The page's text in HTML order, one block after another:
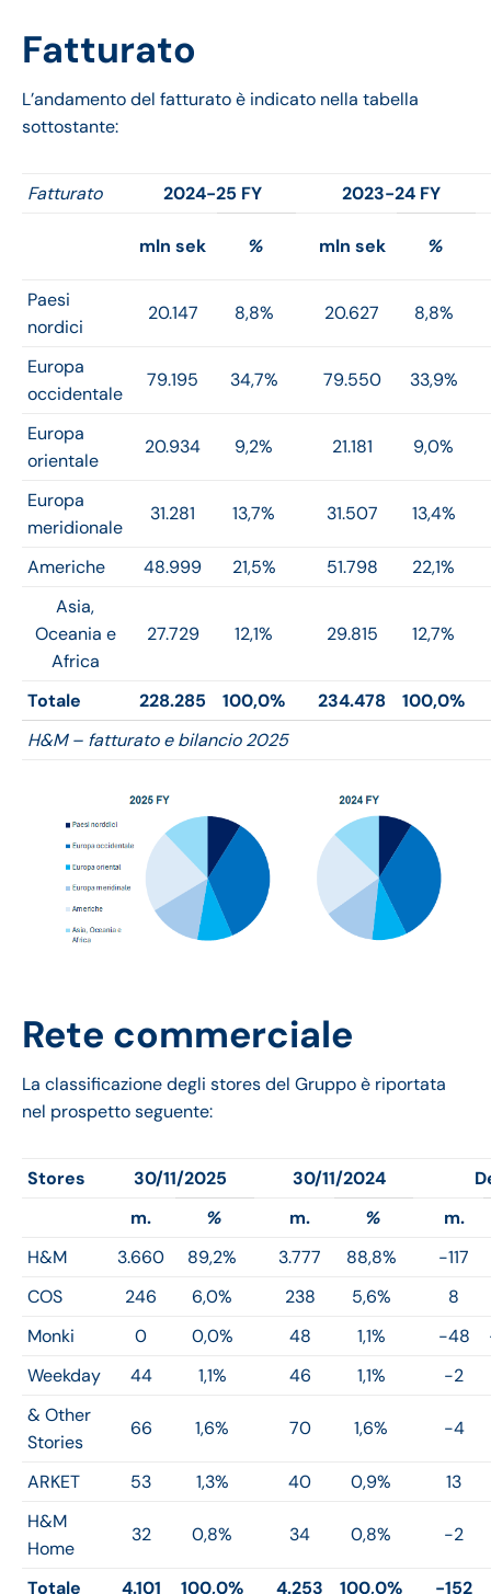
Fatturato
L’andamento del fatturato è indicato nella tabella
sottostante:
Fatturato 2024-25 FY 2023-24 FY
mln sek % mln sek %
Paesi
nordici
20.147 8,8% 20.627 8,8%
Europa
occidentale
79.195 34,7% 79.550 33,9%
Europa
orientale
20.934 9,2% 21.181 9,0%
Europa
meridionale
31.281 13,7% 31.507 13,4%
Americhe 48.999 21,5% 51.798
22,1%
Asia,
Oceania e
Africa
27.729 12,1% 29.815 12,7%
Totale 228.285 100,0% 234.478
100,0%
H&M – fatturato e bilancio 2025
Rete commerciale
La classificazione degli stores del Gruppo è riportata
nel prospetto seguente:
Stores 30/11/2025 30/11/2024
m.
% m. %
m.
H&M
3.660 89,2% 3.777 88,8%
-117
COS
246 6,0% 238 5,6%
8
Monki
0 0,0% 48 1,1% -48
Weekday
44 1,1% 46 1,1%
-2
& Other
Stories
66 1,6% 70 1,6% -4
ARKET 53 1,3% 40 0,9%
13
H&M
Home
32 0,8% 34 0,8% -2
Totale 4.101 100,0% 4.253 100,0% -152